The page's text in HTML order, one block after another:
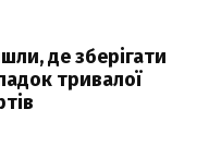
де зберігати
тривалої